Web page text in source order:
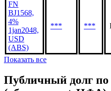
FN
BJ1568,
4%
1jan2048,
USD
(ABS)
*** ***
Показать все
Публичный долг